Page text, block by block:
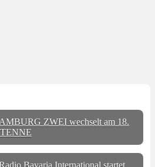
ZWEI wechselt am 18.